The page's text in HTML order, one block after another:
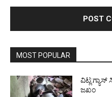
MOST POPULAR
ಜಖಂ